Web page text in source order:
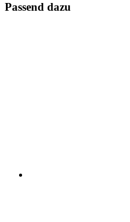
Passend dazu